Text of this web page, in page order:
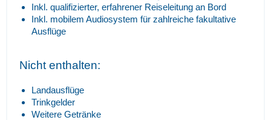
Inkl. qualifizierter, erfahrener Reiseleitung an Bord
Inkl. mobilem Audiosystem für zahlreiche fakultative
Ausflüge
Nicht enthalten:
Landausflüge
Trinkgelder
Weitere Getränke